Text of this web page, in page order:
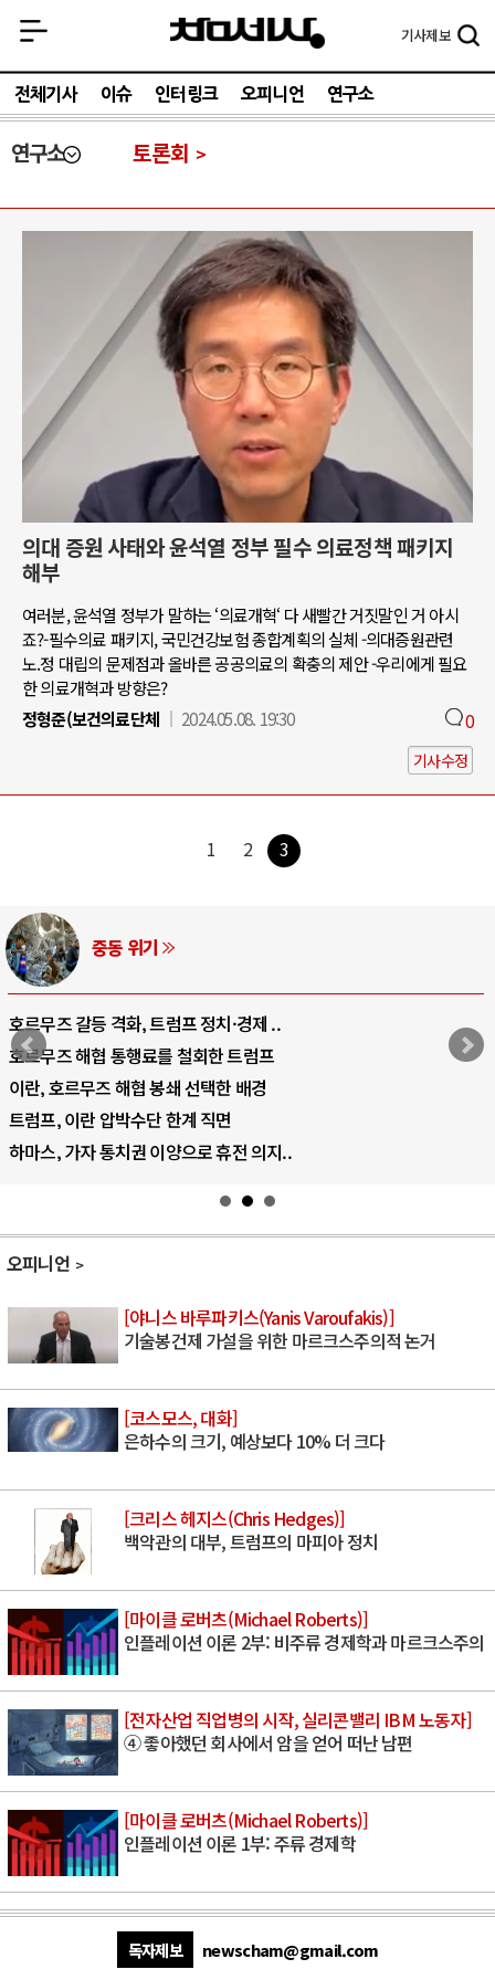
기사제보
전체기사 이슈 인터링크 오피니언 연구소
연구소 토론회
의대 증원 사태와 윤석열 정부 필수 의료정책 패키지
해부
여러분, 윤석열 정부가 말하는 ‘의료개혁‘ 다 새빨간 거짓말인 거 아시
죠?-필수의료 패키지, 국민건강보험 종합계획의 실체 -의대증원관련
노.정 대립의 문제점과 올바른 공공의료의 확충의 제안 -우리에게 필요
한 의료개혁과 방향은?
정형준(보건의료단체
2024.05.08. 19:30 0
기사수정
1 2 3
중동 위기
호르무즈 갈등 격화, 트럼프 정치·경제 ..
호르무즈 해협 통행료를 철회한 트럼프
이란, 호르무즈 해협 봉쇄 선택한 배경
트럼프, 이란 압박수단 한계 직면
하마스, 가자 통치권 이양으로 휴전 의지..
오피니언
[야니스 바루파키스(Yanis Varoufakis)]
기술봉건제 가설을 위한 마르크스주의적 논거
[코스모스, 대화]
은하수의 크기, 예상보다 10% 더 크다
[크리스 헤지스(Chris Hedges)]
백악관의 대부, 트럼프의 마피아 정치
[마이클 로버츠(Michael Roberts)]
인플레이션 이론 2부: 비주류 경제학과 마르크스주의
[전자산업 직업병의 시작, 실리콘밸리 IBM 노동자]
④ 좋아했던 회사에서 암을 얻어 떠난 남편
[마이클 로버츠(Michael Roberts)]
인플레이션 이론 1부: 주류 경제학
독자제보
newscham@gmail.com